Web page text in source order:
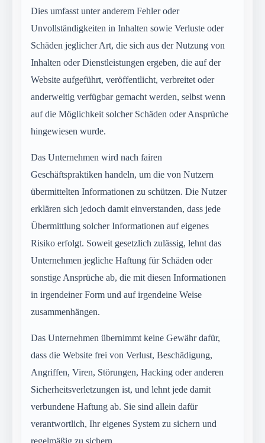
Dies umfasst unter anderem Fehler oder
Unvollständigkeiten in Inhalten sowie Verluste oder
Schäden jeglicher Art, die sich aus der Nutzung von
Inhalten oder Dienstleistungen ergeben, die auf der
Website aufgeführt, veröffentlicht, verbreitet oder
anderweitig verfügbar gemacht werden, selbst wenn
auf die Möglichkeit solcher Schäden oder Ansprüche
hingewiesen wurde.
Das Unternehmen wird nach fairen
Geschäftspraktiken handeln, um die von Nutzern
übermittelten Informationen zu schützen. Die Nutzer
erklären sich jedoch damit einverstanden, dass jede
Übermittlung solcher Informationen auf eigenes
Risiko erfolgt. Soweit gesetzlich zulässig, lehnt das
Unternehmen jegliche Haftung für Schäden oder
sonstige Ansprüche ab, die mit diesen Informationen
in irgendeiner Form und auf irgendeine Weise
zusammenhängen.
Das Unternehmen übernimmt keine Gewähr dafür,
dass die Website frei von Verlust, Beschädigung,
Angriffen, Viren, Störungen, Hacking oder anderen
Sicherheitsverletzungen ist, und lehnt jede damit
verbundene Haftung ab. Sie sind allein dafür
verantwortlich, Ihr eigenes System zu sichern und